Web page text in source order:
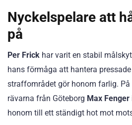
Nyckelspelare att
på
Per Frick har varit en stabil
hans förmåga att hantera
straffområdet gör honom farlig. På
rävarna från Göteborg Max Fenger
honom till ett ständigt hot mot